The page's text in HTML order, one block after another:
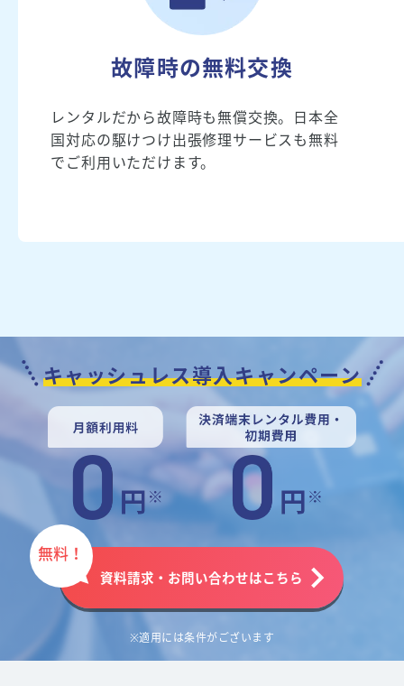
故障時の無料交換
レンタルだから故障時も無償交換。日本全
国対応の駆けつけ出張修理サービスも無料
でご利用いただけます。
キャッシュレス導入キャンペーン
無料！
資料請求・お問い合わせはこちら
※適用には条件がございます